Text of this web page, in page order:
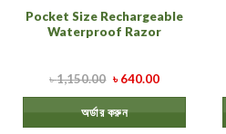
Pocket Size Rechargeable
Waterproof Razor
৳1,150.00 ৳640.00
অর্ডার করুন